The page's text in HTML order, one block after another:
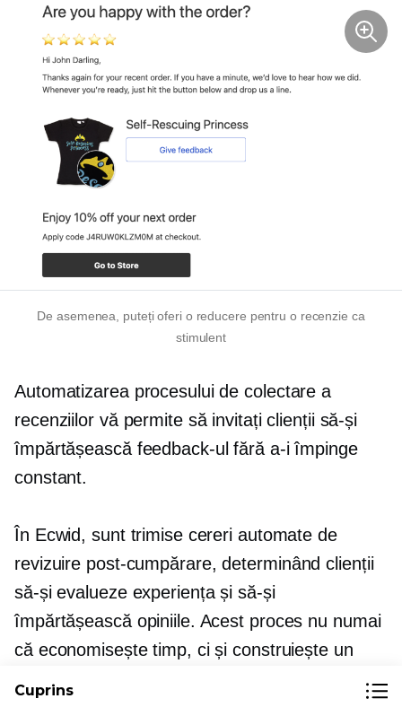
De asemenea, puteți oferi o reducere pentru o recenzie ca
stimulent
Automatizarea procesului de colectare a
recenziilor vă permite să invitați clienții să-și
împărtășească feedback-ul fără a-i împinge
constant.
În Ecwid, sunt trimise cereri automate de
revizuire post-cumpărare, determinând clienții
să-și evalueze experiența și să-și
împărtășească opiniile. Acest proces nu numai
că economisește timp, ci și construiește un
Cuprins